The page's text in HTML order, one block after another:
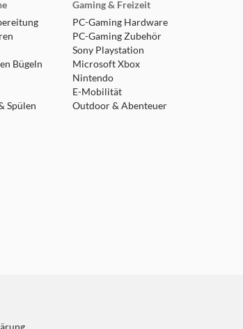
Bügeln
Spülen
Gaming & Freizeit
PC-Gaming Hardware
PC-Gaming Zubehör
Sony Playstation
Microsoft Xbox
Nintendo
E-Mobilität
Outdoor & Abenteuer